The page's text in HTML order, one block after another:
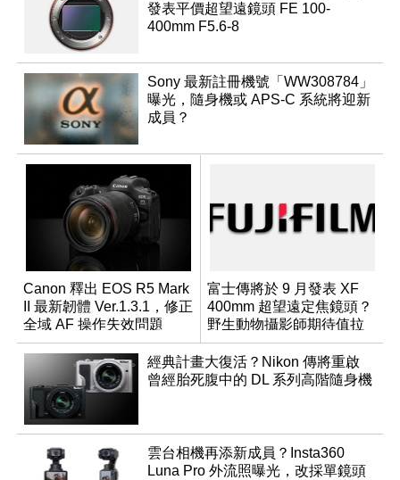
發表平價超望遠鏡頭 FE 100-
400mm F5.6-8
Sony 最新註冊機號「WW308784」
曝光，隨身機或 APS-C 系統將迎新
成員？
Canon 釋出 EOS R5 Mark
II 最新韌體 Ver.1.3.1，修正
全域 AF 操作失效問題
富士傳將於 9 月發表 XF
400mm 超望遠定焦鏡頭？
野生動物攝影師期待值拉
滿
經典計畫大復活？Nikon 傳將重啟
曾經胎死腹中的 DL 系列高階隨身機
雲台相機再添新成員？Insta360
Luna Pro 外流照曝光，改採單鏡頭